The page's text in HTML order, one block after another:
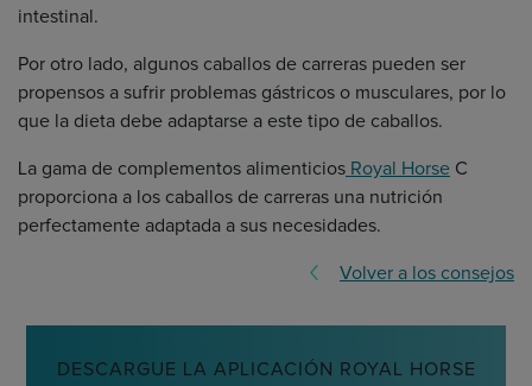
intestinal.
Por otro lado, algunos caballos de carreras pueden ser
propensos a sufrir problemas gástricos o musculares, por lo
que la dieta debe adaptarse a este tipo de caballos.
La gama de complementos alimenticios Royal Horse C
proporciona a los caballos de carreras una nutrición
perfectamente adaptada a sus necesidades.
Volver a los consejos
DESCARGUE LA APLICACIÓN ROYAL HORSE